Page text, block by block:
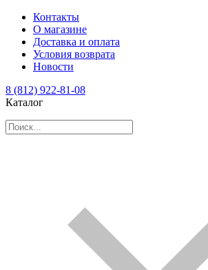
Контакты
О магазине
Доставка и оплата
Условия возврата
Новости
8 (812) 922-81-08
Каталог